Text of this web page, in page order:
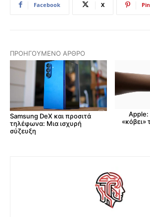
Facebook X
ΠΡΟΗΓΟΎΜΕΝΟ ΆΡΘΡΟ
Samsung DeX και προσιτά
τηλέφωνα: Μια ισχυρή
σύζευξη
Apple:
«κόβει»